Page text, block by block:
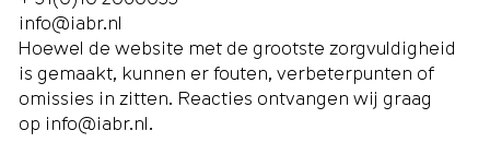
info@iabr.nl
Hoewel de website met de grootste zorgvuldigheid
is gemaakt, kunnen er fouten, verbeterpunten of
omissies in zitten. Reacties ontvangen wij graag
op info@iabr.nl.